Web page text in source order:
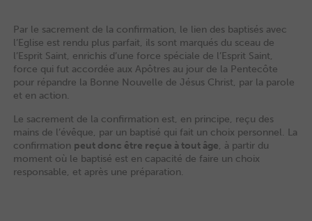
Par le sacrement de la confirmation, le lien des baptisés avec
l’Eglise est rendu plus parfait, ils sont marqués du sceau de
l’Esprit Saint, enrichis d’une force spéciale de l’Esprit Saint,
force qui fut accordée aux Apôtres au jour de la Pentecôte
pour répandre la Bonne Nouvelle de Jésus Christ, par la parole
et en action.
Le sacrement de la confirmation est, en principe, reçu des
mains de l’évêque, par un baptisé qui fait un choix personnel. La
confirmation peut donc être reçue à tout âge, à partir du
moment où le baptisé est en capacité de faire un choix
responsable, et après une préparation.